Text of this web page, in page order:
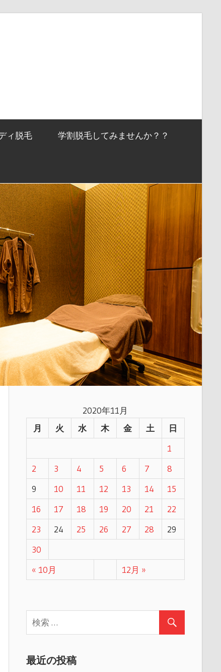
ィ脱毛 学割脱毛してみませんか？？
2020年11月
月
火 水 木 金 土 日
« 10月 12月 »
1
2
3 4 5 6 7
8
9
10 11 12 13 14
15
16
17 18 19 20 21
22
23
24 25 26 27 28
29
30
最近の投稿